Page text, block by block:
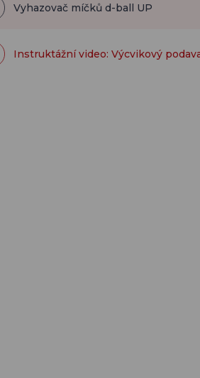
Vyhazovač míčků d-ball UP
Instruktážní video: Výcvikový